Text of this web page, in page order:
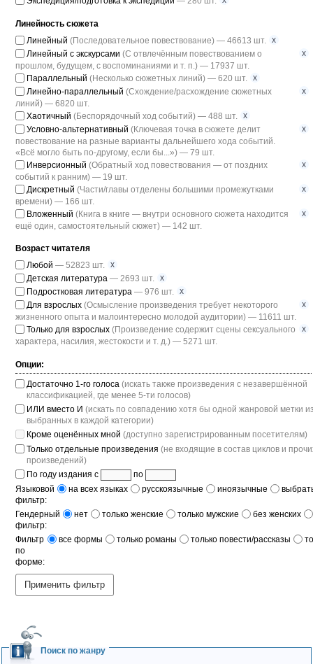
Линейность сюжета
Линейный (Последовательное повествование) — 46613 шт. x
Линейный с экскурсами (С отвлечённым повествованием о
прошлом, будущем, с воспоминаниями и т. п.) — 17937 шт.
x
Параллельный (Несколько сюжетных линий) — 620 шт. x
Линейно-параллельный (Схождение/расхождение сюжетных
линий) — 6820 шт.
x
Хаотичный (Беспорядочный ход событий) — 488 шт. x
Условно-альтернативный (Ключевая точка в сюжете делит
повествование на разные варианты дальнейшего хода событий.
«Всё могло быть по-другому, если бы...») — 79 шт.
x
Инверсионный (Обратный ход повествования — от поздних
событий к ранним) — 19 шт.
x
Дискретный (Части/главы отделены большими промежутками
времени) — 166 шт.
x
Вложенный (Книга в книге — внутри основного сюжета находится
ещё один, самостоятельный сюжет) — 142 шт.
x
Возраст читателя
Любой — 52823 шт. x
Детская литература — 2693 шт. x
Подростковая литература — 976 шт. x
Для взрослых (Осмысление произведения требует некоторого
жизненного опыта и малоинтересно молодой аудитории) — 11611 шт.
x
Только для взрослых (Произведение содержит сцены сексуального
характера, насилия, жестокости и т. д.) — 5271 шт.
x
Опции:
Достаточно 1-го голоса (искать также произведения с незавершённой
классификацией, где менее 5-ти голосов)
ИЛИ вместо И (искать по совпадению хотя бы одной жанровой метки
выбранных в каждой категории)
Кроме оценённых мной (доступно зарегистрированным посетителям)
Только отдельные произведения (не входящие в состав циклов и
произведений)
По году издания с
по
Языковой
фильтр:
на всех языках русскоязычные иноязычные
Гендерный
фильтр:
нет только женские только мужские без женских
Фильтр
по
форме:
все формы только романы только повести/рассказы
Применить фильтр
Поиск по жанру